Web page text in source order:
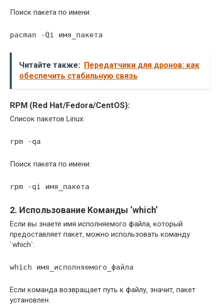
Поиск пакета по имени:
pacman -Qi имя_пакета
Читайте также: Передатчики для дронов: как
обеспечить стабильную связь
RPM (Red Hat/Fedora/CentOS):
Список пакетов Linux:
rpm -qa
Поиск пакета по имени:
rpm -qi имя_пакета
2. Использование Команды ‘which’
Если вы знаете имя исполняемого файла‚ который
предоставляет пакет‚ можно использовать команду
`which`:
which имя_исполняемого_файла
Если команда возвращает путь к файлу‚ значит‚ пакет
установлен.